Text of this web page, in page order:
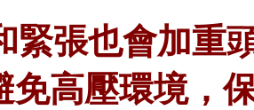
緊張也會加重
免高壓環境，